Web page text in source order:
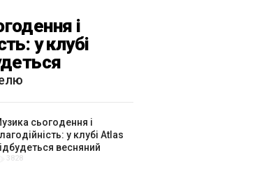
і
у клубі
сьогодення і
у клубі Atlas
весняний
3828